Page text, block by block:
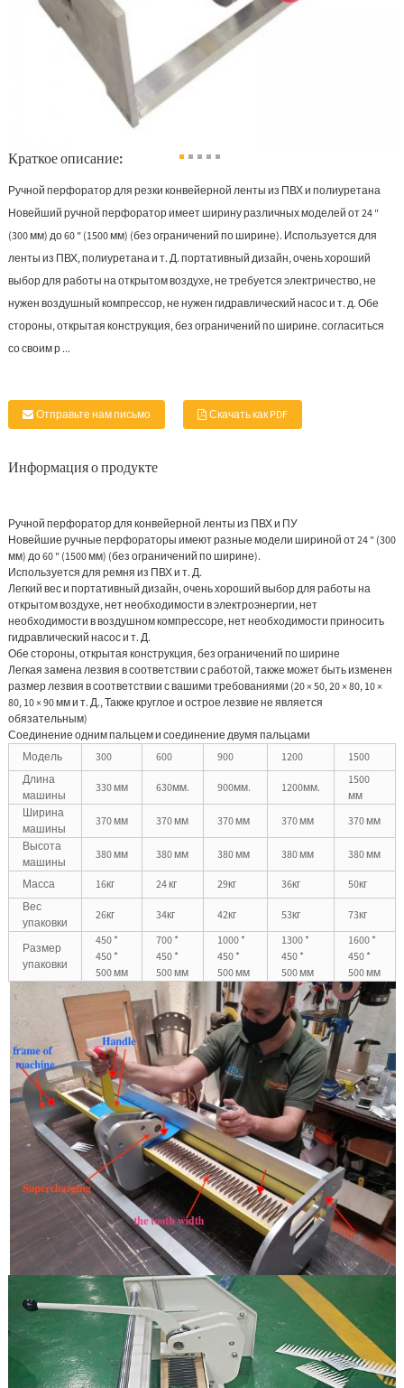
Краткое описание:
Ручной перфоратор для резки конвейерной ленты из ПВХ и полиуретана
Новейший ручной перфоратор имеет ширину различных моделей от 24 ″
(300 мм) до 60 ″ (1500 мм) (без ограничений по ширине). Используется для
ленты из ПВХ, полиуретана и т. Д. портативный дизайн, очень хороший
выбор для работы на открытом воздухе, не требуется электричество, не
нужен воздушный компрессор, не нужен гидравлический насос и т. д. Обе
стороны, открытая конструкция, без ограничений по ширине. согласиться
со своим р ...
Отправьте нам письмо Скачать как PDF
Информация о продукте
Ручной перфоратор для конвейерной ленты из ПВХ и ПУ
Новейшие ручные перфораторы имеют разные модели шириной от 24 ″ (300
мм) до 60 ″ (1500 мм) (без ограничений по ширине).
Используется для ремня из ПВХ и т. Д.
Легкий вес и портативный дизайн, очень хороший выбор для работы на
открытом воздухе, нет необходимости в электроэнергии, нет
необходимости в воздушном компрессоре, нет необходимости приносить
гидравлический насос и т. Д.
Обе стороны, открытая конструкция, без ограничений по ширине
Легкая замена лезвия в соответствии с работой, также может быть изменен
размер лезвия в соответствии с вашими требованиями (20 × 50, 20 × 80, 10 ×
80, 10 × 90 мм и т. Д., Также круглое и острое лезвие не является
обязательным)
Соединение одним пальцем и соединение двумя пальцами
Модель
300 600 900 1200
1500
Длина
машины
330 мм 630мм. 900мм. 1200мм.
1500
мм
Ширина
машины
370 мм 370 мм 370 мм 370 мм
370 мм
Высота
машины
380 мм 380 мм 380 мм 380 мм 380 мм
Масса 16кг 24 кг 29кг 36кг
50кг
Вес
упаковки
26кг 34кг 42кг 53кг 73кг
Размер
упаковки
450 *
450 *
500 мм
700 *
450 *
500 мм
1000 *
450 *
500 мм
1300 *
450 *
500 мм
1600 *
450 *
500 мм